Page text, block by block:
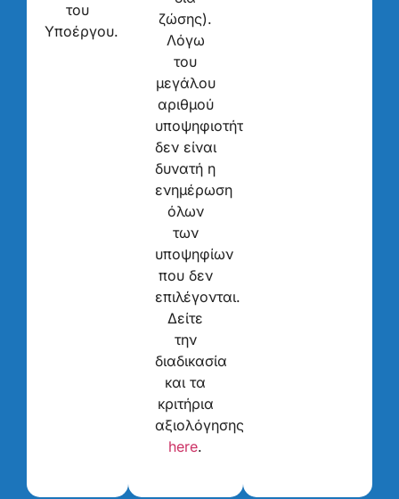
του
Υποέργου.
ζώσης).
Λόγω
του
μεγάλου
αριθμού
υποψηφιοτήτων
δεν είναι
δυνατή η
ενημέρωση
όλων
των
υποψηφίων
που δεν
επιλέγονται.
Δείτε
την
διαδικασία
και τα
κριτήρια
αξιολόγησης
here.